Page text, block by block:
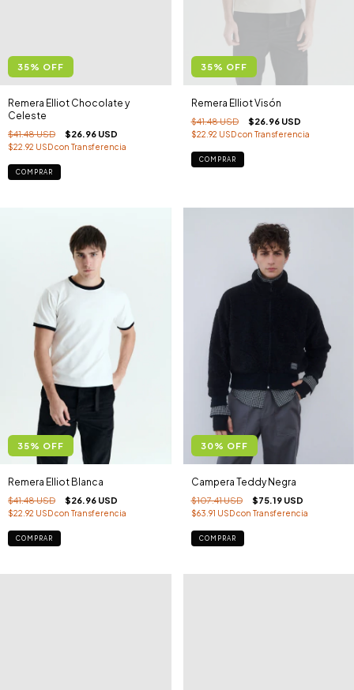
35% OFF
Remera Elliot Chocolate y
Celeste
$41.48 USD $26.96 USD
$22.92 USDcon Transferencia
COMPRAR
35% OFF
Remera Elliot Visón
$41.48 USD $26.96 USD
$22.92 USDcon Transferencia
COMPRAR
35% OFF
Remera Elliot Blanca
$41.48 USD $26.96 USD
$22.92 USDcon Transferencia
COMPRAR
30% OFF
Campera Teddy Negra
$107.41 USD $75.19 USD
$63.91 USDcon Transferencia
COMPRAR